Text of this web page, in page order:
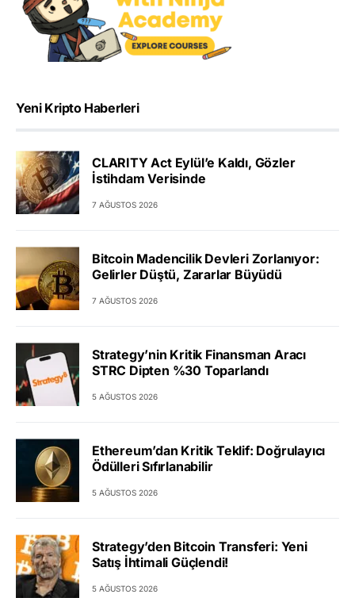
Yeni Kripto Haberleri
CLARITY Act Eylül’e Kaldı, Gözler
İstihdam Verisinde
7 AĞUSTOS 2026
Bitcoin Madencilik Devleri Zorlanıyor:
Gelirler Düştü, Zararlar Büyüdü
7 AĞUSTOS 2026
Strategy’nin Kritik Finansman Aracı
STRC Dipten %30 Toparlandı
5 AĞUSTOS 2026
Ethereum’dan Kritik Teklif: Doğrulayıcı
Ödülleri Sıfırlanabilir
5 AĞUSTOS 2026
Strategy’den Bitcoin Transferi: Yeni
Satış İhtimali Güçlendi!
5 AĞUSTOS 2026